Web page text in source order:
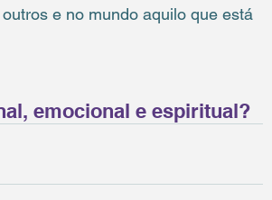
e no mundo aquilo que está
emocional e espiritual?